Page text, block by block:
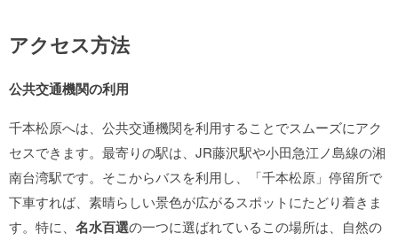
アクセス方法
公共交通機関の利用
千本松原へは、公共交通機関を利用することでスムーズにアク
セスできます。最寄りの駅は、JR藤沢駅や小田急江ノ島線の湘
南台湾駅です。そこからバスを利用し、「千本松原」停留所で
下車すれば、素晴らしい景色が広がるスポットにたどり着きま
す。特に、 名水百選の一つに選ばれているこの場所は、自然の